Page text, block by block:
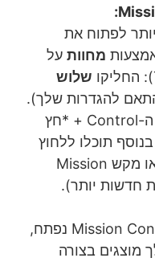
לפתוח את
מחוות על
שלוש
להגדרות שלך).
לחלופין, לחיצה על מקש ה-Control + *חץ
תוכלו ללחוץ
במקלדת (או מקש Mission
כאשר Mission Control נפתח,
מוצגים בצורה